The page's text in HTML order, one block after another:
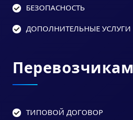
БЕЗОПАСНОСТЬ
ДОПОЛНИТЕЛЬНЫЕ УСЛУГИ
Перевозчикам
ТИПОВОЙ ДОГОВОР